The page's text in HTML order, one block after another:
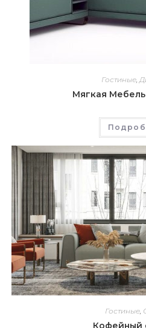
Гостиные,
Мягкая Мебель
Гостиные,
Кофейный